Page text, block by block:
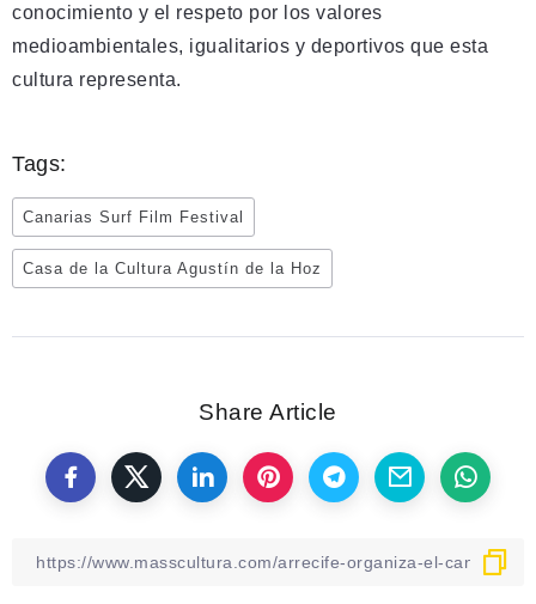
conocimiento y el respeto por los valores
medioambientales, igualitarios y deportivos que esta
cultura representa.
Tags:
Canarias Surf Film Festival
Casa de la Cultura Agustín de la Hoz
Share Article